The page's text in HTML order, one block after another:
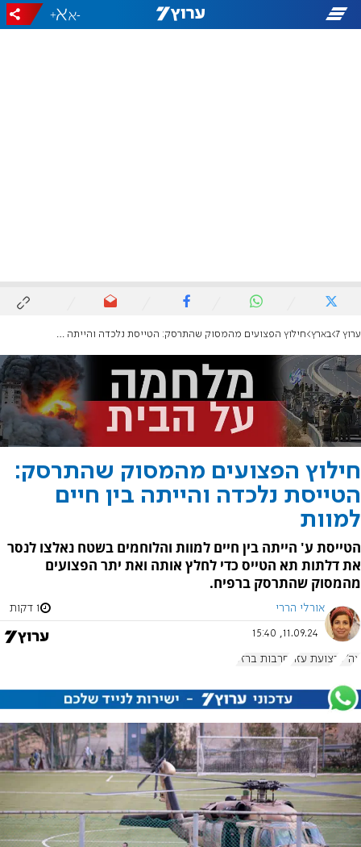
-
+
ערוץ 7 בארץ חילוץ הפצועים מהמסוק שהתרסק: הטייסת נלכדה והייתה בין חיים למוות
חילוץ הפצועים מהמסוק שהתרסק:
הטייסת נלכדה והייתה בין חיים
למוות
הטייסת ע' הייתה בין חיים למוות והלוחמים בשטח נאלצו לנסר
את דלתות תא הטייס כדי לחלץ אותה ואת יתר הפצועים
מהמסוק שהתרסק ברפיח.
אורלי הררי 1 דקות
11.09.24, 15:40
צה"ל רצועת עזה חרבות ברזל